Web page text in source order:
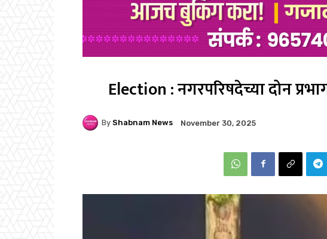
Election : नगरपरिषदेच्या दोन
By Shabnam News November 30, 2025